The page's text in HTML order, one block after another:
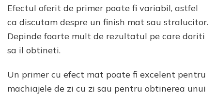
Efectul oferit de primer poate fi variabil, astfel
ca discutam despre un finish mat sau stralucitor.
Depinde foarte mult de rezultatul pe care doriti
sa il obtineti.
Un primer cu efect mat poate fi excelent pentru
machiajele de zi cu zi sau pentru obtinerea unui